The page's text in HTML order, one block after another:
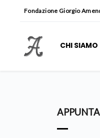
Fondazione Giorgio
CHI SIAMO